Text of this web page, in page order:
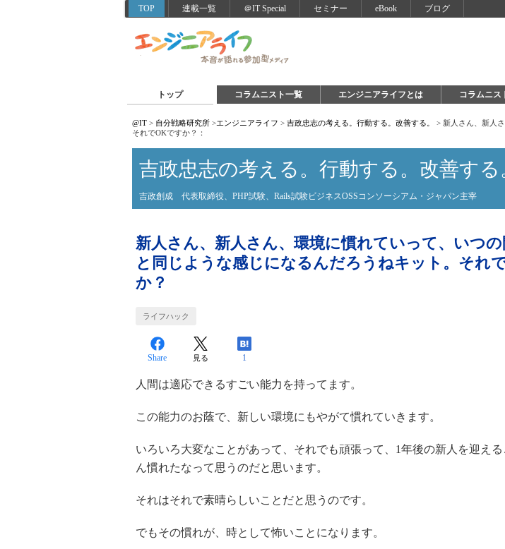
TOP 連載一覧 ＠IT Special セミナー eBook ブログ
トップ コラムニスト一覧 エンジニアライフとは コラムニス
@IT > 自分戦略研究所 >エンジニアライフ > 吉政忠志の考える。行動する。改善する。 > 新人さん、新人
それでOKですか？：
吉政忠志の考える。行動する。改善する
吉政創成 代表取締役、PHP試験、Rails試験ビジネスOSSコンソーシアム・ジャパン主宰
新人さん、新人さん、環境に慣れていって、いつ
と同じような感じになるんだろうねキット。それ
か？
ライフハック
Share 見る 1
人間は適応できるすごい能力を持ってます。
この能力のお蔭で、新しい環境にもやがて慣れていきます。
いろいろ大変なことがあって、それでも頑張って、1年後の新人を迎え
ん慣れたなって思うのだと思います。
それはそれで素晴らしいことだと思うのです。
でもその慣れが、時として怖いことになります。